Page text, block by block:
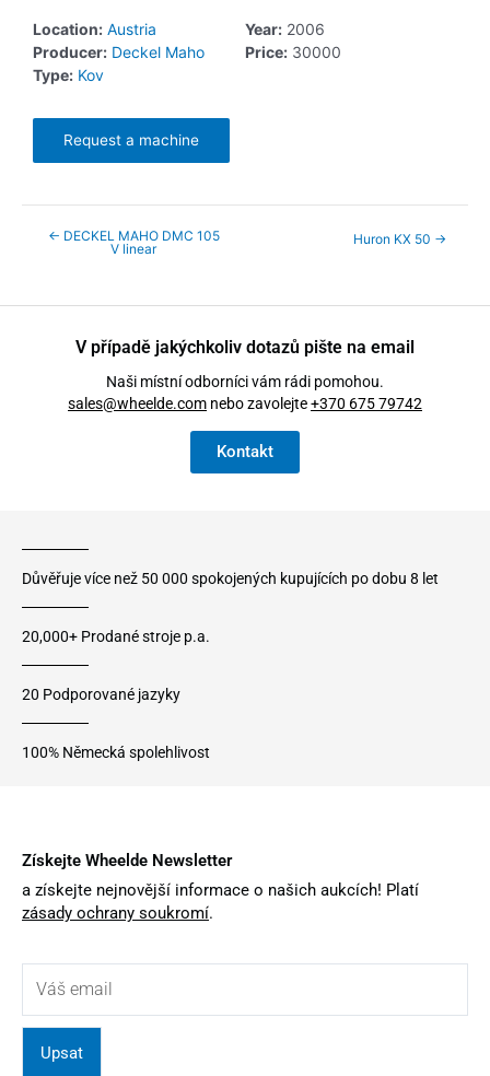
Location: Austria
Producer: Deckel Maho
Type: Kov
Year: 2006
Price: 30000
Request a machine
← DECKEL MAHO DMC 105
V linear
Huron KX 50 →
V případě jakýchkoliv dotazů pište na email
Naši místní odborníci vám rádi pomohou.
sales@wheelde.com nebo zavolejte+370 675 79742
Kontakt
Důvěřuje více než 50 000 spokojených kupujících po dobu 8 let
20,000+ Prodané stroje p.a.
20 Podporované jazyky
100% Německá spolehlivost
Získejte Wheelde Newsletter
a získejte nejnovější informace o našich aukcích! Platí
zásady ochrany soukromí.
Upsat